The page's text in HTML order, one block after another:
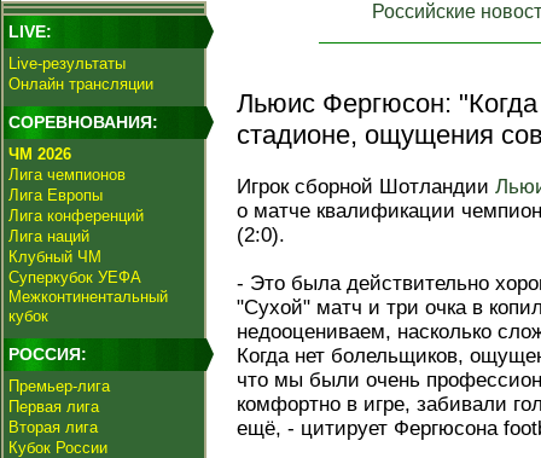
LIVE:
Live-результаты
Онлайн трансляции
СОРЕВНОВАНИЯ:
ЧМ 2026
Лига чемпионов
Лига Европы
Лига конференций
Лига наций
Клубный ЧМ
Суперкубок УЕФА
Межконтинентальный
кубок
РОССИЯ:
Премьер-лига
Первая лига
Вторая лига
Кубок России
Российские
Льюис Фергюсон:
стадионе, ощущения
Игрок сборной Шотландии
о матче квалификации
(2:0).
- Это была действительно
"Сухой" матч и три очка в
недооцениваем, насколько
Когда нет болельщиков,
что мы были очень
комфортно в игре, забивали
ещё, - цитирует Фергюсона